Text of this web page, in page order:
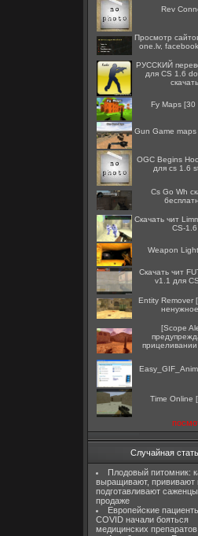
Rev
Просмотр
one.lv,
РУССКИЙ
для CS 1.6
скачать
Fy Maps [30
Gun Game maps
OGC Begins
для cs 1.6
Cs Go Wh
Скачать чит
CS-1.6
Weapon
Скачать чит
v1.1 для
Entity Remover
[Scope
прицеливании
Time Online
Случайная
Плодовый питомник:
выращивают, прививают
подготавливают
продаже
Европейские
COVID начали бояться
медицинских препаратов